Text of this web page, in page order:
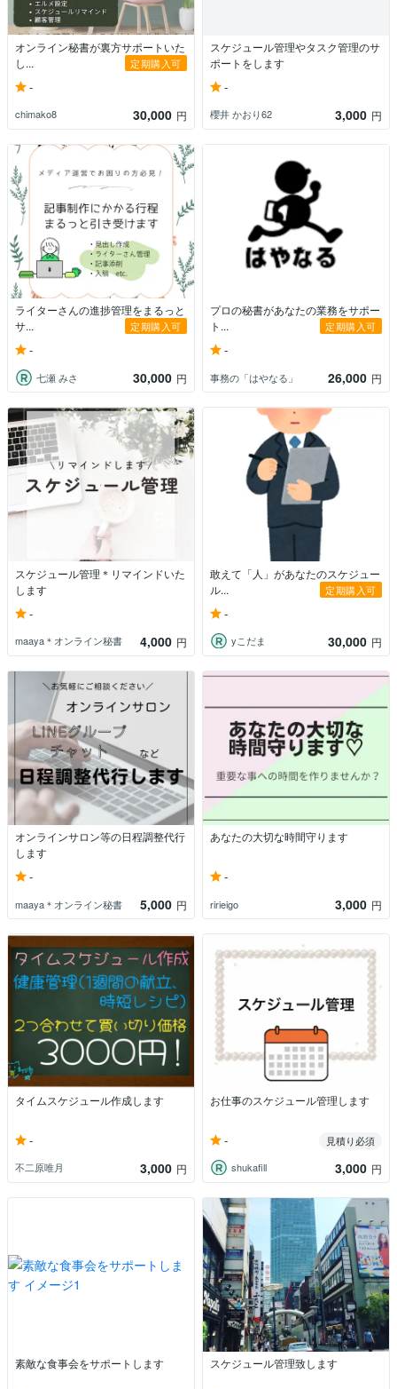
オンライン秘書が裏方サポートいた
し...
定期購入可
-
chimako8 30,000 円
スケジュール管理やタスク管理のサ
ポートをします
-
櫻井 かおり62 3,000 円
ライターさんの進捗管理をまるっと
サ...
定期購入可
-
七瀬 みさ 30,000 円
プロの秘書があなたの業務をサポー
ト...
定期購入可
-
事務の「はやなる」 26,000 円
スケジュール管理＊リマインドいた
します
-
maaya＊オンライン秘書 4,000 円
敢えて「人」があなたのスケジュー
ル...
定期購入可
-
yこだま 30,000 円
オンラインサロン等の日程調整代行
します
-
maaya＊オンライン秘書 5,000 円
あなたの大切な時間守ります
-
ririeigo 3,000 円
タイムスケジュール作成します
-
不二原唯月 3,000 円
お仕事のスケジュール管理します
-
見積り必須
shukafill
3,000 円
素敵な食事会をサポートします スケジュール管理致します